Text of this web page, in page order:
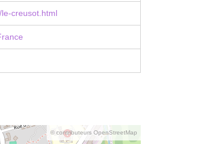
creusot.html
© contributeurs OpenStreetMap